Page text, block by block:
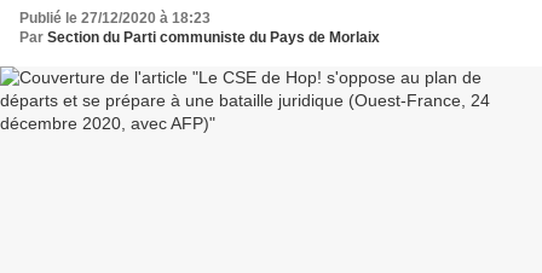
Publié le 27/12/2020 à 18:23
Par Section du Parti communiste du Pays de Morlaix